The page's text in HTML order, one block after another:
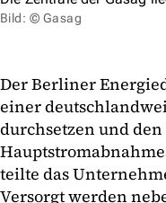
Bild: © Gasag
Der Berliner
einer
durchsetzen und
teilte das
Versorgt werden